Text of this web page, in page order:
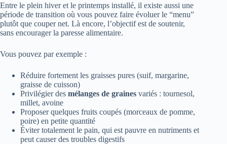
Entre le plein hiver et le printemps installé, il existe aussi une
période de transition où vous pouvez faire évoluer le “menu”
plutôt que couper net. Là encore, l’objectif est de soutenir,
sans encourager la paresse alimentaire.
Vous pouvez par exemple :
Réduire fortement les graisses pures (suif, margarine,
graisse de cuisson)
Privilégier des mélanges de graines variés : tournesol,
millet, avoine
Proposer quelques fruits coupés (morceaux de pomme,
poire) en petite quantité
Éviter totalement le pain, qui est pauvre en nutriments et
peut causer des troubles digestifs